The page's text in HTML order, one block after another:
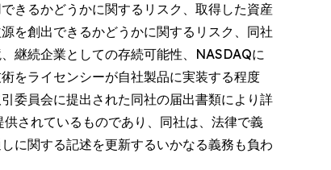
きるかどうかに関するリスク、取得した資産
を創出できるかどうかに関するリスク、同社
継続企業としての存続可能性、NASDAQに
をライセンシーが自社製品に実装する程度
委員会に提出された同社の届出書類により詳
されているものであり、同社は、法律で義
に関する記述を更新するいかなる義務も負わ